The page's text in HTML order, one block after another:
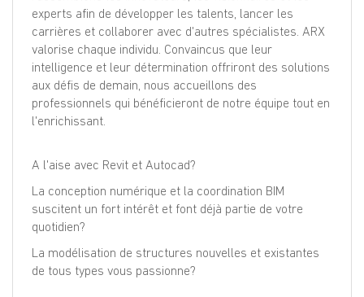
experts afin de développer les talents, lancer les
carrières et collaborer avec d'autres spécialistes. ARX
valorise chaque individu. Convaincus que leur
intelligence et leur détermination offriront des solutions
aux défis de demain, nous accueillons des
professionnels qui bénéficieront de notre équipe tout en
l'enrichissant.
A l'aise avec Revit et Autocad?
La conception numérique et la coordination BIM
suscitent un fort intérêt et font déjà partie de votre
quotidien?
La modélisation de structures nouvelles et existantes
de tous types vous passionne?